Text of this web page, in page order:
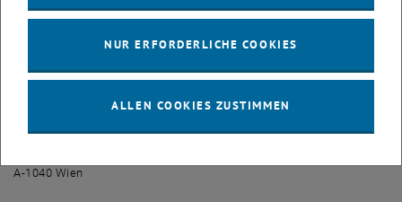
Homepage: <link http: fm.tuwien.ac.at>fm.tuwien.ac.at
Kontakt und weitere Informationen
Technische Universität Wien
Mag. Verena Seitinger
A-1040 Wien
NUR ERFORDERLICHE COOKIES
ALLEN COOKIES ZUSTIMMEN